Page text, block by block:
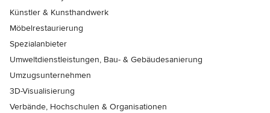
Künstler & Kunsthandwerk
Möbelrestaurierung
Spezialanbieter
Umweltdienstleistungen, Bau- & Gebäudesanierung
Umzugsunternehmen
3D-Visualisierung
Verbände, Hochschulen & Organisationen